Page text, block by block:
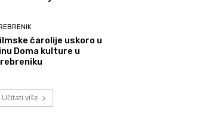
čarolije uskoro u
Doma kulture u
Učitati više